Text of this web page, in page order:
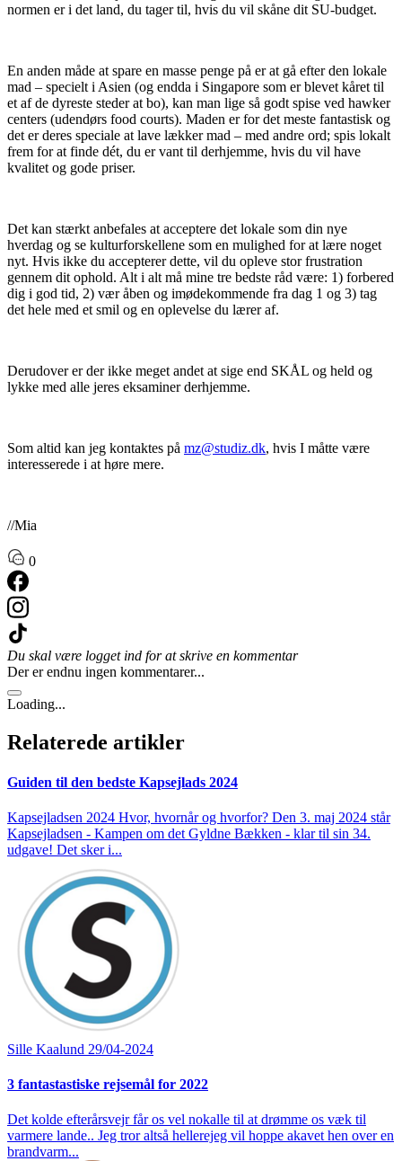
normen er i det land, du tager til, hvis du vil skåne dit SU-budget.
En anden måde at spare en masse penge på er at gå efter den lokale
mad – specielt i Asien (og endda i Singapore som er blevet kåret til
et af de dyreste steder at bo), kan man lige så godt spise ved hawker
centers (udendørs food courts). Maden er for det meste fantastisk og
det er deres speciale at lave lækker mad – med andre ord; spis lokalt
frem for at finde dét, du er vant til derhjemme, hvis du vil have
kvalitet og gode priser.
Det kan stærkt anbefales at acceptere det lokale som din nye
hverdag og se kulturforskellene som en mulighed for at lære noget
nyt. Hvis ikke du accepterer dette, vil du opleve stor frustration
gennem dit ophold. Alt i alt må mine tre bedste råd være: 1) forbered
dig i god tid, 2) vær åben og imødekommende fra dag 1 og 3) tag
det hele med et smil og en oplevelse du lærer af.
Derudover er der ikke meget andet at sige end SKÅL og held og
lykke med alle jeres eksaminer derhjemme.
Som altid kan jeg kontaktes på mz@studiz.dk, hvis I måtte være
interesserede i at høre mere.
//Mia
0
Du skal være logget ind for at skrive en kommentar
Der er endnu ingen kommentarer...
Loading...
Relaterede artikler
Guiden til den bedste Kapsejlads 2024
Kapsejladsen 2024 Hvor, hvornår og hvorfor? Den 3. maj 2024 står
Kapsejladsen - Kampen om det Gyldne Bækken - klar til sin 34.
udgave! Det sker i...
Sille Kaalund 29/04-2024
3 fantastastiske rejsemål for 2022
Det kolde efterårsvejr får os vel nokalle til at drømme os væk til
varmere lande.. Jeg tror altså hellerejeg vil hoppe akavet hen over en
brandvarm...